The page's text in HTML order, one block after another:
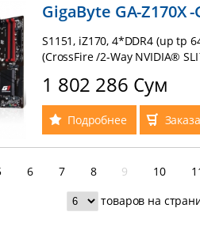
GigaByte GA-Z170X
S1151, iZ170, 4*DDR4 (up tp
(CrossFire /2-Way NVIDIA®
RAID (0, 1, 5, 10), 2 x 1 GB
sound Realtek ALC1150
technology, Full ATX
1 802 286 Сум
Подробнее
6 7 8 9 10
товаров на